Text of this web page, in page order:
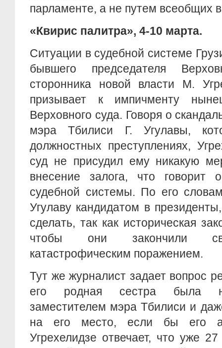
парламенте, а не путем всеобщих
«Квирис палитра», 4-10 марта.
Ситуации в судебной системе
бывшего председателя
сторонника новой власти М.
призывает к импичменту
Верховного суда. Говоря о
мэра Тбилиси Г. Угулавы,
должностных преступлениях,
суд не присудил ему никакую
внесение залога, что говорит
судебной системы. По его
Угулаву кандидатом в
сделать, так как историческая
чтобы они закончили
катастрофическим поражением.
Тут же журналист задает вопрос
его родная сестра была
заместителем мэра Тбилиси и
на его место, если бы его
Угрехелидзе отвечает, что уже